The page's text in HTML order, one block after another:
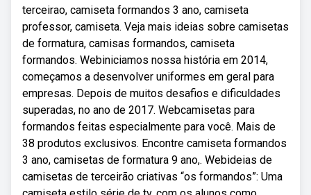
terceirao, camiseta formandos 3 ano, camiseta
professor, camiseta. Veja mais ideias sobre camisetas
de formatura, camisas formandos, camiseta
formandos. Webiniciamos nossa história em 2014,
começamos a desenvolver uniformes em geral para
empresas. Depois de muitos desafios e dificuldades
superadas, no ano de 2017. Webcamisetas para
formandos feitas especialmente para você. Mais de
38 produtos exclusivos. Encontre camiseta formandos
3 ano, camisetas de formatura 9 ano,. Webideias de
camisetas de terceirão criativas “os formandos”: Uma